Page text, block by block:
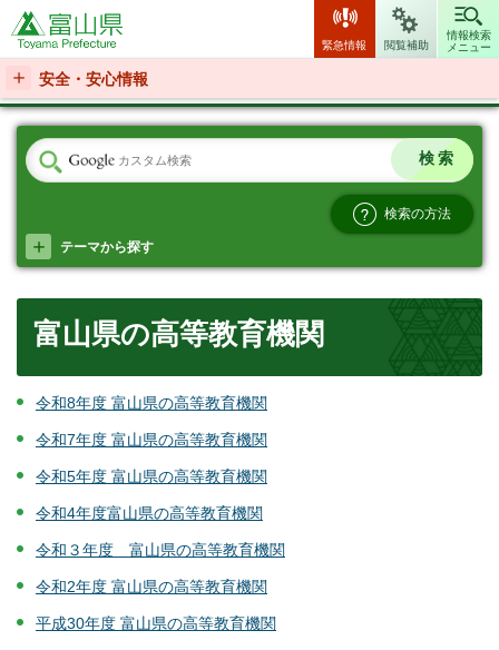
富山県
緊急情報 閲覧補助
情報検索
メニュー
安全・安心情報
検索の方法
テーマから探す
富山県の高等教育機関
令和8年度 富山県の高等教育機関
令和7年度 富山県の高等教育機関
令和5年度 富山県の高等教育機関
令和4年度富山県の高等教育機関
令和３年度 富山県の高等教育機関
令和2年度 富山県の高等教育機関
平成30年度 富山県の高等教育機関